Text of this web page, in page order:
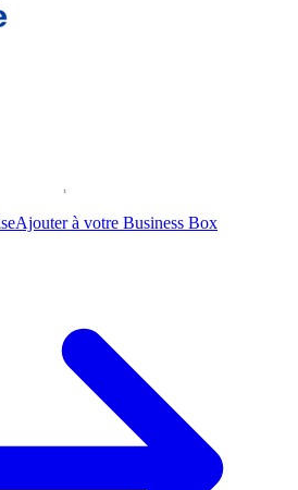
Ajouter à votre Business Box